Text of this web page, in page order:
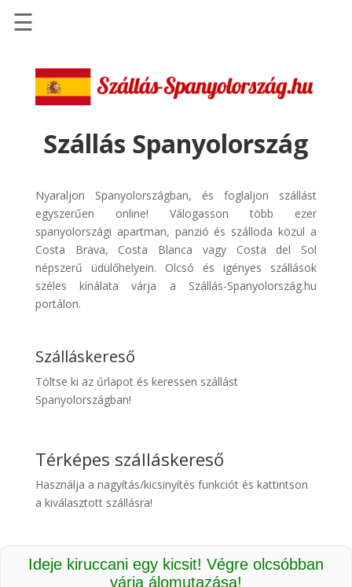
Szállások
Szállásinfo.eu
Repülőjegy
Autóbérlés
Discover
Cars
Transzfer
Taxi
☰
Szállás Spanyolország
Nyaraljon Spanyolországban, és foglaljon szállást
egyszerűen online! Válogasson több ezer
spanyolországi apartman, panzió és szálloda közül a
Costa Brava, Costa Blanca vagy Costa del Sol
népszerű üdülőhelyein. Olcsó és igényes szállások
széles kínálata várja a Szállás-Spanyolország.hu
portálon.
Szálláskereső
Töltse ki az űrlapot és keressen szállást
Spanyolországban!
Térképes szálláskereső
Használja a nagyítás/kicsinyítés funkciót és kattintson
a kiválasztott szállásra!
Ideje kiruccani egy kicsit! Végre olcsóbban
várja álomutazása!